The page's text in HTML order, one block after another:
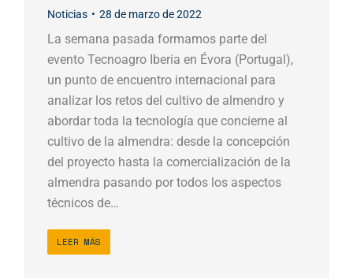
Noticias 28 de marzo de 2022
La semana pasada formamos parte del
evento Tecnoagro Iberia en Évora (Portugal),
un punto de encuentro internacional para
analizar los retos del cultivo de almendro y
abordar toda la tecnología que concierne al
cultivo de la almendra: desde la concepción
del proyecto hasta la comercialización de la
almendra pasando por todos los aspectos
técnicos de…
LEER MÁS